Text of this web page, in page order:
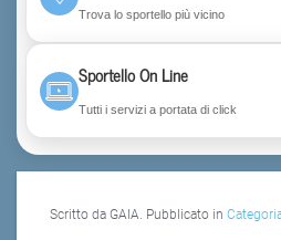
Trova lo sportello più vicino
Sportello On Line
Tutti i servizi a portata di click
Scritto da GAIA. Pubblicato in